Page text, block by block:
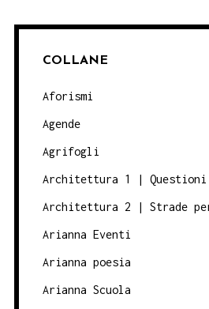
COLLANE
Aforismi
Agende
Agrifogli
Architettura 1 |
Architettura 2 | Strade
Arianna Eventi
Arianna poesia
Arianna Scuola